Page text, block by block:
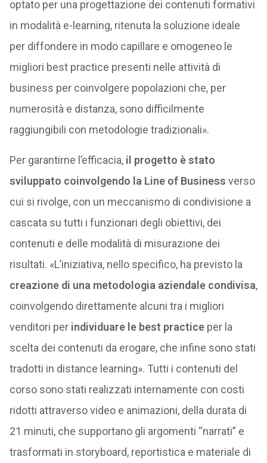
optato per una progettazione dei contenuti formativi
in modalità e-learning, ritenuta la soluzione ideale
per diffondere in modo capillare e omogeneo le
migliori best practice presenti nelle attività di
business per coinvolgere popolazioni che, per
numerosità e distanza, sono difficilmente
raggiungibili con metodologie tradizionali».
Per garantirne l’efficacia, il progetto è stato
sviluppato coinvolgendo la Line of Business verso
cui si rivolge, con un meccanismo di condivisione a
cascata su tutti i funzionari degli obiettivi, dei
contenuti e delle modalità di misurazione dei
risultati. «L’iniziativa, nello specifico, ha previsto la
creazione di una metodologia aziendale condivisa,
coinvolgendo direttamente alcuni tra i migliori
venditori perindividuare le best practiceper la
scelta dei contenuti da erogare, che infine sono stati
tradotti in distance learning». Tutti i contenuti del
corso sono stati realizzati internamente con costi
ridotti attraverso video e animazioni, della durata di
21 minuti, che supportano gli argomenti “narrati” e
trasformati in storyboard, reportistica e materiale di